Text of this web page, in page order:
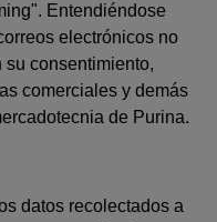
Entendiéndose
electrónicos no
consentimiento,
comerciales y demás
de Purina.
datos recolectados a